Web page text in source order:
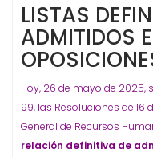
LISTAS
ADMITIDOS
Hoy, 26 de mayo de 2025,
99, las Resoluciones de 16
General de Recursos
relación definitiva de